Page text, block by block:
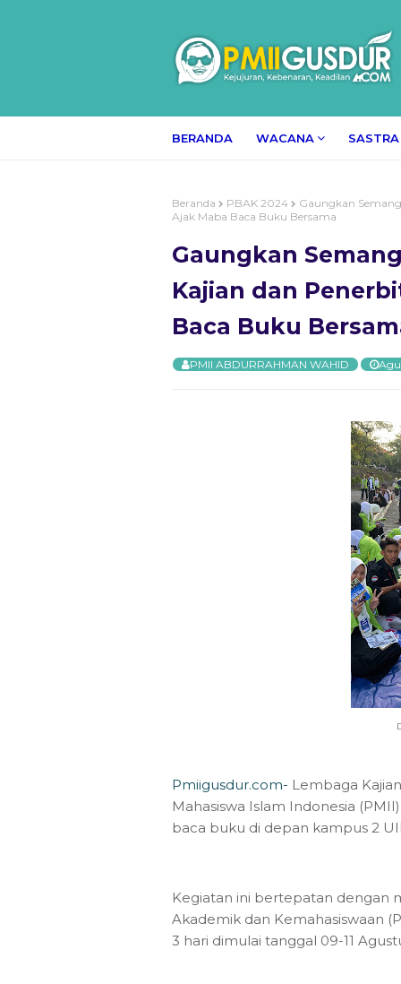
BERANDA WACANA SASTRA
Beranda PBAK 2024
Gaungkan
Ajak Maba Baca Buku Bersama
Gaungkan
Kajian dan
Baca Buku
PMII ABDURRAHMAN WAHID
Pmiigusdur.com- Lembaga
Mahasiswa Islam Indonesia
baca buku di depan kampus 2
Kegiatan ini bertepatan dengan
Akademik dan Kemahasiswaan
3 hari dimulai tanggal 09-11